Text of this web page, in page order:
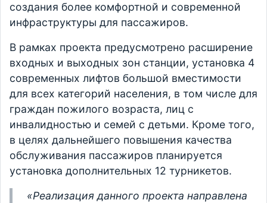
создания более комфортной и современной
инфраструктуры для пассажиров.
В рамках проекта предусмотрено расширение
входных и выходных зон станции, установка 4
современных лифтов большой вместимости
для всех категорий населения, в том числе для
граждан пожилого возраста, лиц с
инвалидностью и семей с детьми. Кроме того,
в целях дальнейшего повышения качества
обслуживания пассажиров планируется
установка дополнительных 12 турникетов.
«Реализация данного проекта направлена